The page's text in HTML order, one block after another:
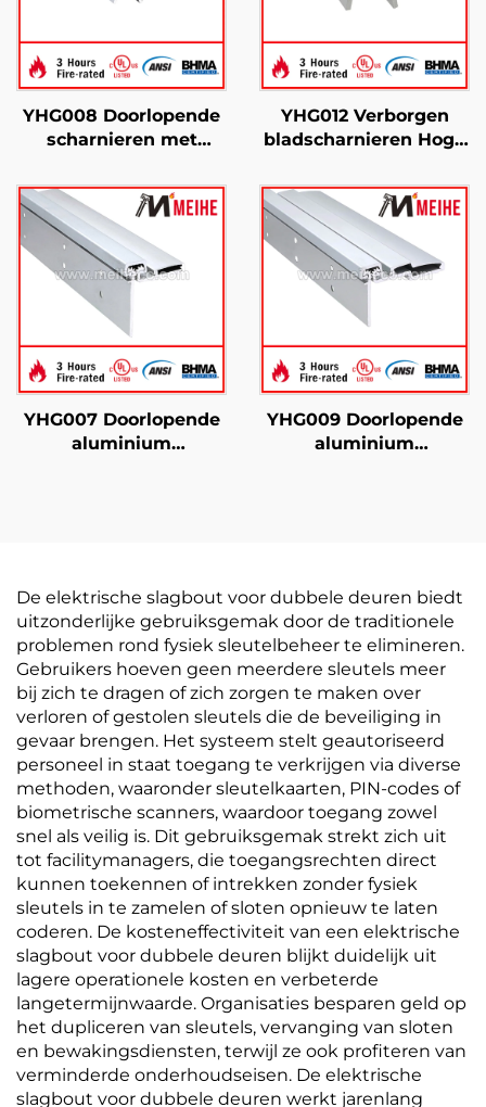
YHG008 Doorlopende
scharnieren met
zware toepassingen
YHG012 Verborgen
bladscharnieren Hoge
uitgevoerd
YHG007 Doorlopende
aluminium
YHG009 Doorlopende
aluminium
De elektrische slagbout voor dubbele deuren biedt
uitzonderlijke gebruiksgemak door de traditionele
problemen rond fysiek sleutelbeheer te elimineren.
Gebruikers hoeven geen meerdere sleutels meer
bij zich te dragen of zich zorgen te maken over
verloren of gestolen sleutels die de beveiliging in
gevaar brengen. Het systeem stelt geautoriseerd
personeel in staat toegang te verkrijgen via diverse
methoden, waaronder sleutelkaarten, PIN-codes of
biometrische scanners, waardoor toegang zowel
snel als veilig is. Dit gebruiksgemak strekt zich uit
tot facilitymanagers, die toegangsrechten direct
kunnen toekennen of intrekken zonder fysiek
sleutels in te zamelen of sloten opnieuw te laten
coderen. De kosteneffectiviteit van een elektrische
slagbout voor dubbele deuren blijkt duidelijk uit
lagere operationele kosten en verbeterde
langetermijnwaarde. Organisaties besparen geld op
het dupliceren van sleutels, vervanging van sloten
en bewakingsdiensten, terwijl ze ook profiteren van
verminderde onderhoudseisen. De elektrische
slagbout voor dubbele deuren werkt jarenlang